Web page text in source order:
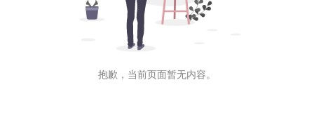
抱歉，当前页面暂无内容。